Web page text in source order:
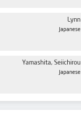
Lynn
Japanese
Yamashita, Seiichirou
Japanese